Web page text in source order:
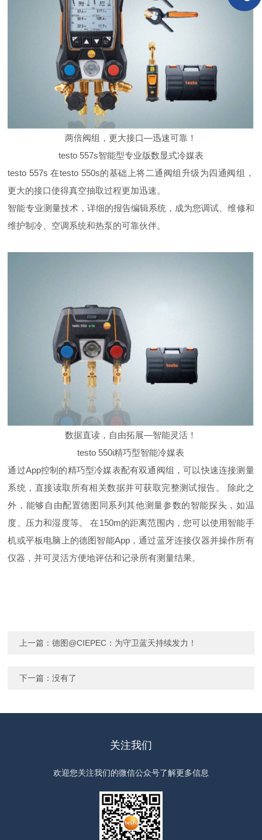
两倍阀组，更大接口—迅速可靠！
testo 557s智能型专业版数显式冷媒表
testo 557s 在testo 550s的基础上将二通阀组升级为四通阀组，
更大的接口使得真空抽取过程更加迅速。
智能专业测量技术，详细的报告编辑系统，成为您调试、维修和
维护制冷、空调系统和热泵的可靠伙伴。
数据直读，自由拓展—智能灵活！
testo 550i精巧型智能冷媒表
通过App控制的精巧型冷媒表配有双通阀组，可以快速连接测量
系统，直接读取所有相关数据并可获取完整测试报告。 除此之
外，能够自由配置德图同系列其他测量参数的智能探头，如温
度、压力和湿度等。 在150m的距离范围内，您可以使用智能手
机或平板电脑上的德图智能App，通过蓝牙连接仪器并操作所有
仪器，并可灵活方便地评估和记录所有测量结果。
上一篇：德图@CIEPEC：为守卫蓝天持续发力！
下一篇：没有了
关注我们
欢迎您关注我们的微信公众号了解更多信息